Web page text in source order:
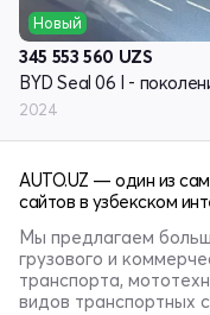
Новый
345 553 560 UZS
BYD Seal 06 I -
2024
AUTO.UZ — один из
сайтов в узбекском
Мы предлагаем
грузового и
транспорта,
видов транспортных